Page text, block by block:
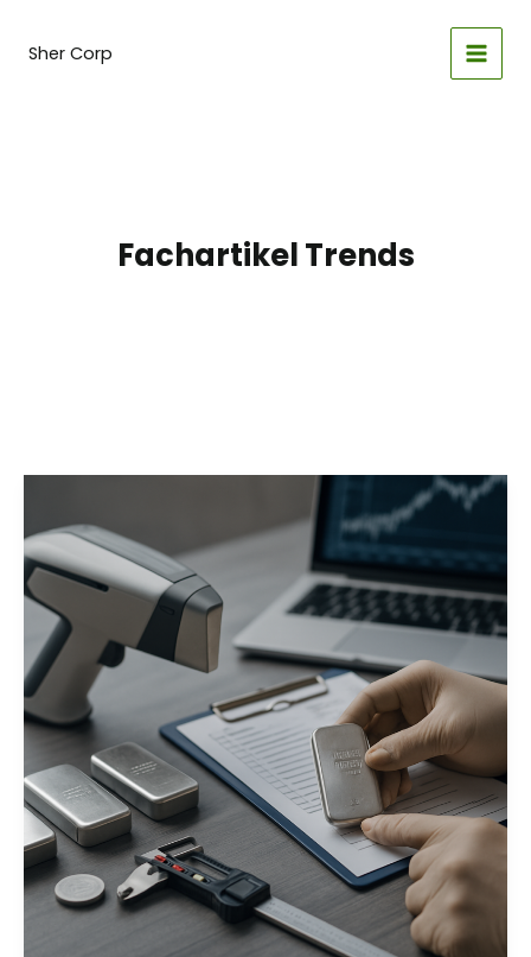
InhaltSher Corp
Fachartikel Trends